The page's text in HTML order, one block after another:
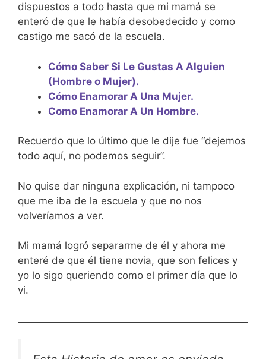
dispuestos a todo hasta que mi mamá se
enteró de que le había desobedecido y como
castigo me sacó de la escuela.
Cómo Saber Si Le Gustas A Alguien
(Hombre o Mujer).
Cómo Enamorar A Una Mujer.
Como Enamorar A Un Hombre.
Recuerdo que lo último que le dije fue “dejemos
todo aquí, no podemos seguir”.
No quise dar ninguna explicación, ni tampoco
que me iba de la escuela y que no nos
volveríamos a ver.
Mi mamá logró separarme de él y ahora me
enteré de que él tiene novia, que son felices y
yo lo sigo queriendo como el primer día que lo
vi.